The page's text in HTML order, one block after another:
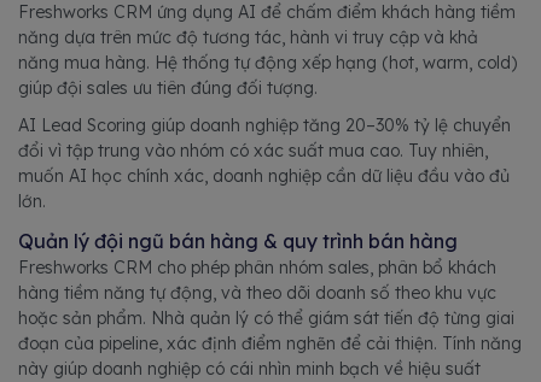
Freshworks CRM ứng dụng AI để chấm điểm khách hàng tiềm
năng dựa trên mức độ tương tác, hành vi truy cập và khả
năng mua hàng. Hệ thống tự động xếp hạng (hot, warm, cold)
giúp đội sales ưu tiên đúng đối tượng.
AI Lead Scoring giúp doanh nghiệp tăng 20–30% tỷ lệ chuyển
đổi vì tập trung vào nhóm có xác suất mua cao. Tuy nhiên,
muốn AI học chính xác, doanh nghiệp cần dữ liệu đầu vào đủ
lớn.
Quản lý đội ngũ bán hàng & quy trình bán hàng
Freshworks CRM cho phép phân nhóm sales, phân bổ khách
hàng tiềm năng tự động, và theo dõi doanh số theo khu vực
hoặc sản phẩm. Nhà quản lý có thể giám sát tiến độ từng giai
đoạn của pipeline, xác định điểm nghẽn để cải thiện. Tính năng
này giúp doanh nghiệp có cái nhìn minh bạch về hiệu suất